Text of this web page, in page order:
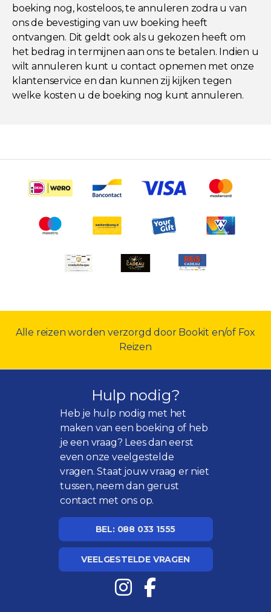
boeking nog, kosteloos, te annuleren zodra u van
ons de bevestiging van uw boeking heeft
ontvangen. Dit geldt ook als u gekozen heeft om
het bedrag in termijnen aan ons te betalen. Indien u
wilt annuleren kunt u contact opnemen met onze
klantenservice en dan kunnen zij kijken tegen
welke kosten u de boeking nog kunt annuleren.
Alle reizen worden verzorgd door Bookit en/of Fox
Reizen
Hulp nodig?
Heb je hulp nodig met het
maken van een boeking of heb
je een vraag? Lees dan eerst
even onzeveelgestelde
vragen. Staat jouw vraag er niet
tussen, neem dan gerust
contact met ons op.
BEL: 088 033 1555
VEELGESTELDE VRAGEN